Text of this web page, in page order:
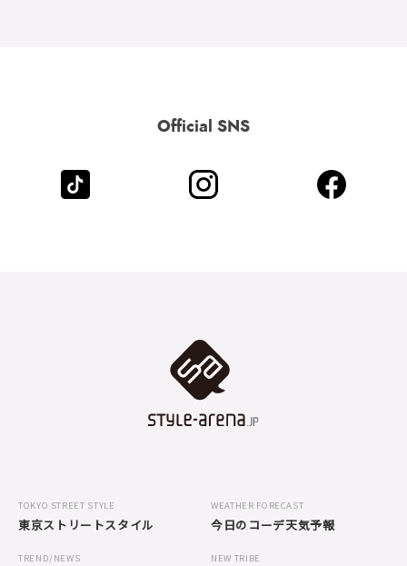
Official SNS
TOKYO STREET STYLE
東京ストリートスタイル
WEATHER FORECAST
今日のコーデ天気予報
TREND/NEWS NEW TRIBE